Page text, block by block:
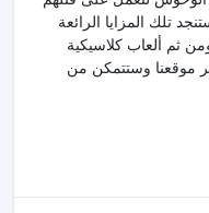
تلك المزايا الرائعة
ثم ألعاب كلاسيكية
موقعنا وستتمكن من